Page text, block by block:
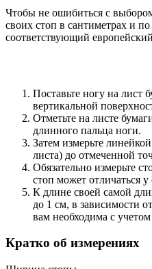
Чтобы не ошибиться с
своих стоп в сантиметрах и
соответствующий
Поставьте ногу на лист
вертикальной
Отметьте на листе
длинного пальца ноги.
Затем измерьте
листа) до отмеченной
Обязательно измерьте
стоп может отличаться у
К длине своей самой
до 1 см, в зависимости
вам необходима с
Кратко об измерениях